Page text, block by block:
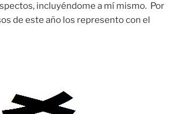
incluyéndome a mí mismo. Por
de este año los represento con el